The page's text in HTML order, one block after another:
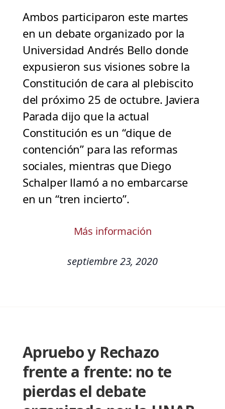
Ambos participaron este martes
en un debate organizado por la
Universidad Andrés Bello donde
expusieron sus visiones sobre la
Constitución de cara al plebiscito
del próximo 25 de octubre. Javiera
Parada dijo que la actual
Constitución es un “dique de
contención” para las reformas
sociales, mientras que Diego
Schalper llamó a no embarcarse
en un “tren incierto”.
Más información
septiembre 23, 2020
Apruebo y Rechazo
frente a frente: no te
pierdas el debate